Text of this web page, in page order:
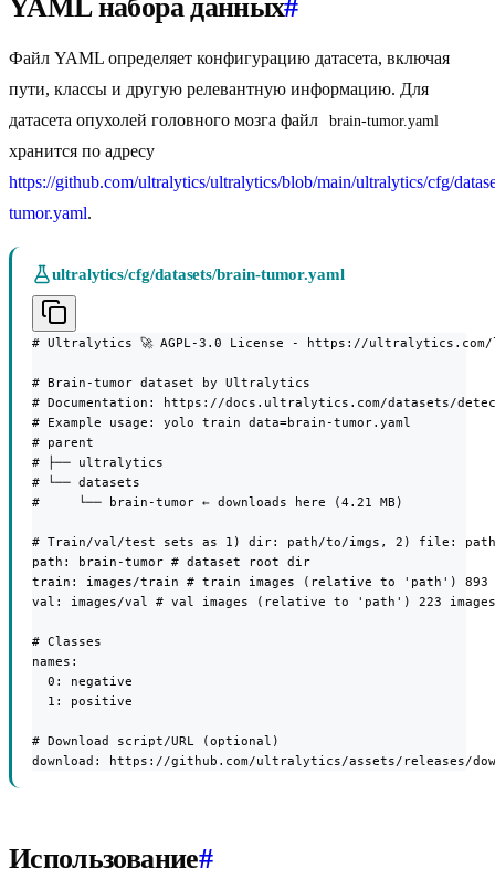
YAML набора данных#
Файл YAML определяет конфигурацию датасета, включая
пути, классы и другую релевантную информацию. Для
датасета опухолей головного мозга файл
brain-tumor.yaml
хранится по адресу
https://github.com/ultralytics/ultralytics/blob/main/ultralytics/cfg/
tumor.yaml.
ultralytics/cfg/datasets/brain-tumor.yaml
# Ultralytics 🚀 AGPL-3.0 License - https://ultralytics.com/
# Brain-tumor dataset by Ultralytics
# Documentation: https://docs.ultralytics.com/datasets/
# Example usage: yolo train data=brain-tumor.yaml
# parent
# ├── ultralytics
# └── datasets
#     └── brain-tumor ← downloads here (4.21 MB)
# Train/val/test sets as 1) dir: path/to/imgs, 2) file:
path: brain-tumor # dataset root dir
train: images/train # train images (relative to 'path') 893
val: images/val # val images (relative to 'path') 223 images
# Classes
names:
  0: negative
  1: positive
# Download script/URL (optional)
download: https://github.com/ultralytics/assets/releases/
Использование#